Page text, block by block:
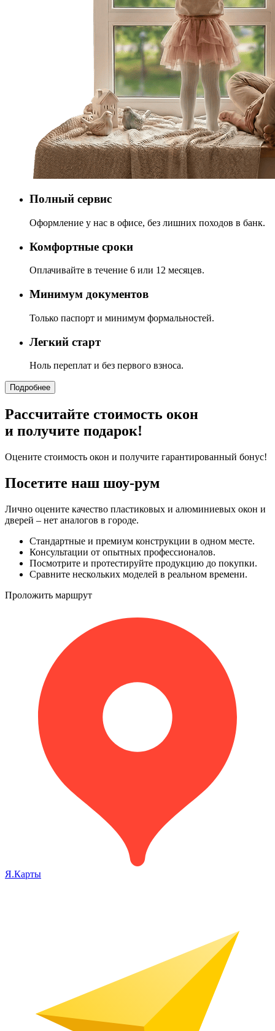
Полный сервис
Оформление у нас в офисе, без лишних походов в банк.
Комфортные сроки
Оплачивайте в течение 6 или 12 месяцев.
Минимум документов
Только паспорт и минимум формальностей.
Легкий старт
Ноль переплат и без первого взноса.
Подробнее
Рассчитайте стоимость окон
и получите подарок!
Оцените стоимость окон и получите гарантированный бонус!
Посетите наш шоу-рум
Лично оцените качество пластиковых и алюминиевых окон и
дверей – нет аналогов в городе.
Стандартные и премиум конструкции в одном месте.
Консультации от опытных профессионалов.
Посмотрите и протестируйте продукцию до покупки.
Сравните нескольких моделей в реальном времени.
Проложить маршрут
Я.Карты